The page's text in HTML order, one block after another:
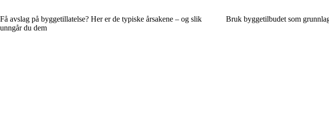
Få avslag på byggetillatelse? Her er de typiske årsakene – og slik
unngår du dem
Bruk byggetilbudet som